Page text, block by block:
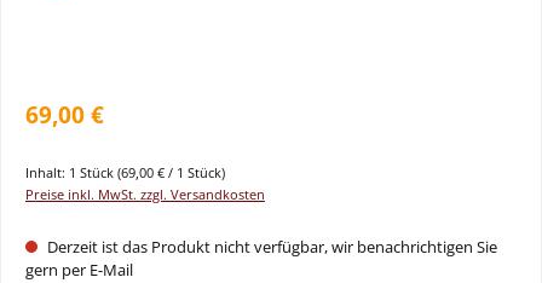
69,00 €
Inhalt: 1 Stück (69,00 € / 1 Stück)
Preise inkl. MwSt. zzgl. Versandkosten
Derzeit ist das Produkt nicht verfügbar, wir benachrichtigen Sie
gern per E-Mail